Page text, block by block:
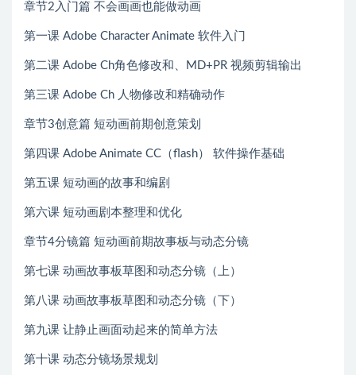
章节2入门篇 不会画画也能做动画
第一课 Adobe Character Animate 软件入门
第二课 Adobe Ch角色修改和、MD+PR 视频剪辑输出
第三课 Adobe Ch 人物修改和精确动作
章节3创意篇 短动画前期创意策划
第四课 Adobe Animate CC（flash） 软件操作基础
第五课 短动画的故事和编剧
第六课 短动画剧本整理和优化
章节4分镜篇 短动画前期故事板与动态分镜
第七课 动画故事板草图和动态分镜（上）
第八课 动画故事板草图和动态分镜（下）
第九课 让静止画面动起来的简单方法
第十课 动态分镜场景规划